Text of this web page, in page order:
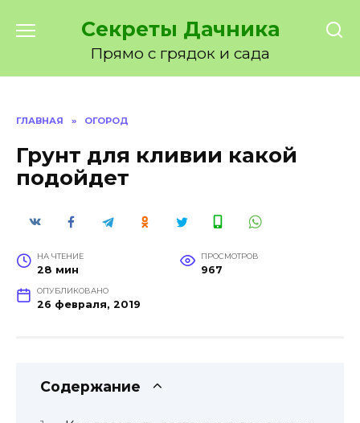
Секреты Дачника
Прямо с грядок и сада
ГЛАВНАЯ » ОГОРОД
Грунт для кливии какой
подойдет
НА ЧТЕНИЕ
28 мин
ПРОСМОТРОВ
967
ОПУБЛИКОВАНО
26 февраля, 2019
Содержание